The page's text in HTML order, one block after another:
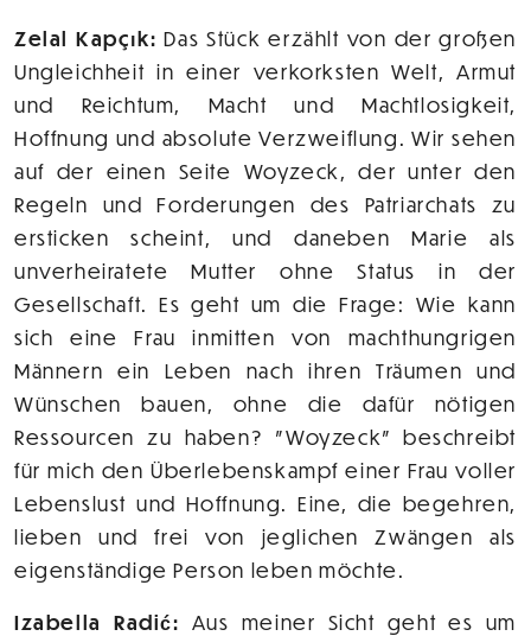
Zelal Kapçık: Das Stück erzählt von der großen
Ungleichheit in einer verkorksten Welt, Armut
und Reichtum, Macht und Machtlosigkeit,
Hoffnung und absolute Verzweiflung. Wir sehen
auf der einen Seite Woyzeck, der unter den
Regeln und Forderungen des Patriarchats zu
ersticken scheint, und daneben Marie als
unverheiratete Mutter ohne Status in der
Gesellschaft. Es geht um die Frage: Wie kann
sich eine Frau inmitten von machthungrigen
Männern ein Leben nach ihren Träumen und
Wünschen bauen, ohne die dafür nötigen
Ressourcen zu haben? "Woyzeck" beschreibt
für mich den Überlebenskampf einer Frau voller
Lebenslust und Hoffnung. Eine, die begehren,
lieben und frei von jeglichen Zwängen als
eigenständige Person leben möchte.
Izabella Radić: Aus meiner Sicht geht es um